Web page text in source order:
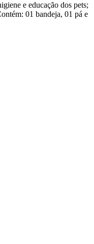
e educação dos pets;
01 bandeja, 01 pá e